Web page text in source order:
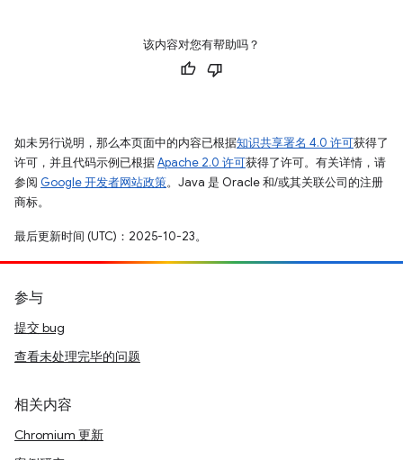
该内容对您有帮助吗？
如未另行说明，那么本页面中的内容已根据知识共享署名 4.0 许可获得了
许可，并且代码示例已根据Apache 2.0 许可获得了许可。有关详情，请
参阅 Google 开发者网站政策。Java 是 Oracle 和/或其关联公司的注册
商标。
最后更新时间 (UTC)：2025-10-23。
参与
提交 bug
查看未处理完毕的问题
相关内容
Chromium 更新